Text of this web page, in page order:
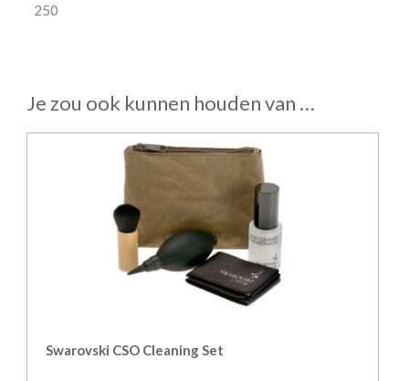
250
Je zou ook kunnen houden van …
Swarovski CSO Cleaning Set